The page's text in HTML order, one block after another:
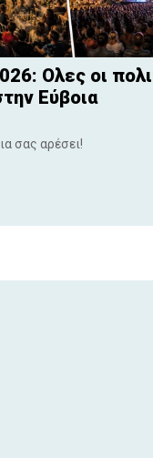
Ολες οι
Εύβοια
σας αρέσει!